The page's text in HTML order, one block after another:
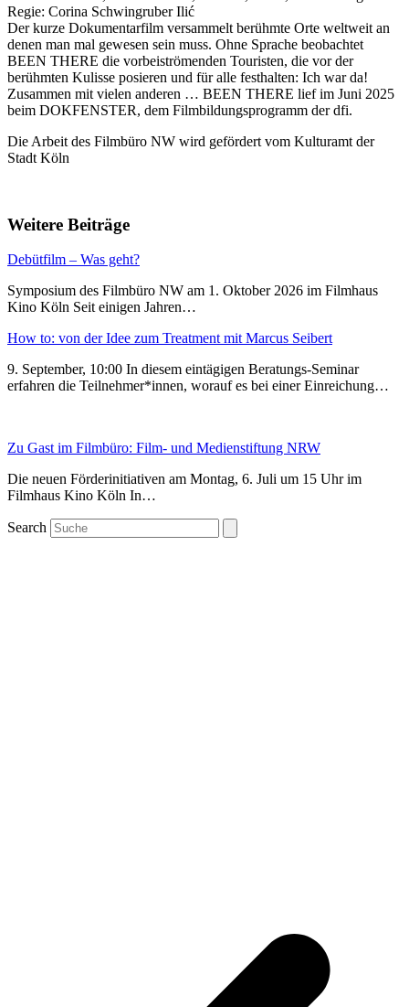
Regie: Corina Schwingruber Ilić
Der kurze Dokumentarfilm versammelt berühmte Orte weltweit an
denen man mal gewesen sein muss. Ohne Sprache beobachtet
BEEN THERE die vorbeiströmenden Touristen, die vor der
berühmten Kulisse posieren und für alle festhalten: Ich war da!
Zusammen mit vielen anderen … BEEN THERE lief im Juni 2025
beim DOKFENSTER, dem Filmbildungsprogramm der dfi.
Die Arbeit des Filmbüro NW wird gefördert vom Kulturamt der
Stadt Köln
Weitere Beiträge
Debütfilm – Was geht?
Symposium des Filmbüro NW am 1. Oktober 2026 im Filmhaus
Kino Köln Seit einigen Jahren…
How to: von der Idee zum Treatment mit Marcus Seibert
9. September, 10:00 In diesem eintägigen Beratungs-Seminar
erfahren die Teilnehmer*innen, worauf es bei einer Einreichung…
Zu Gast im Filmbüro: Film- und Medienstiftung NRW
Die neuen Förderinitiativen am Montag, 6. Juli um 15 Uhr im
Filmhaus Kino Köln In…
Search